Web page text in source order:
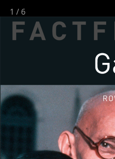
1 / 6